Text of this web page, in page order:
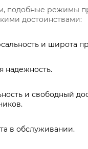
подобные режимы
достоинствами:
и широта
надежность.
и свободный
в обслуживании.